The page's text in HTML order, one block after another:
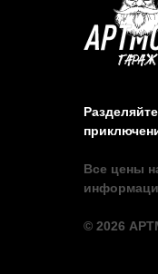
Все цены
© 2026